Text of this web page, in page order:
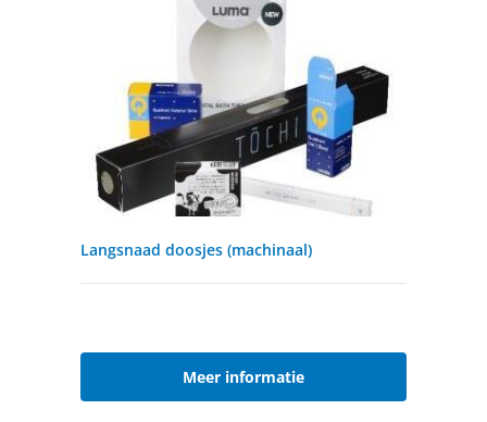
Langsnaad doosjes (machinaal)
Meer informatie